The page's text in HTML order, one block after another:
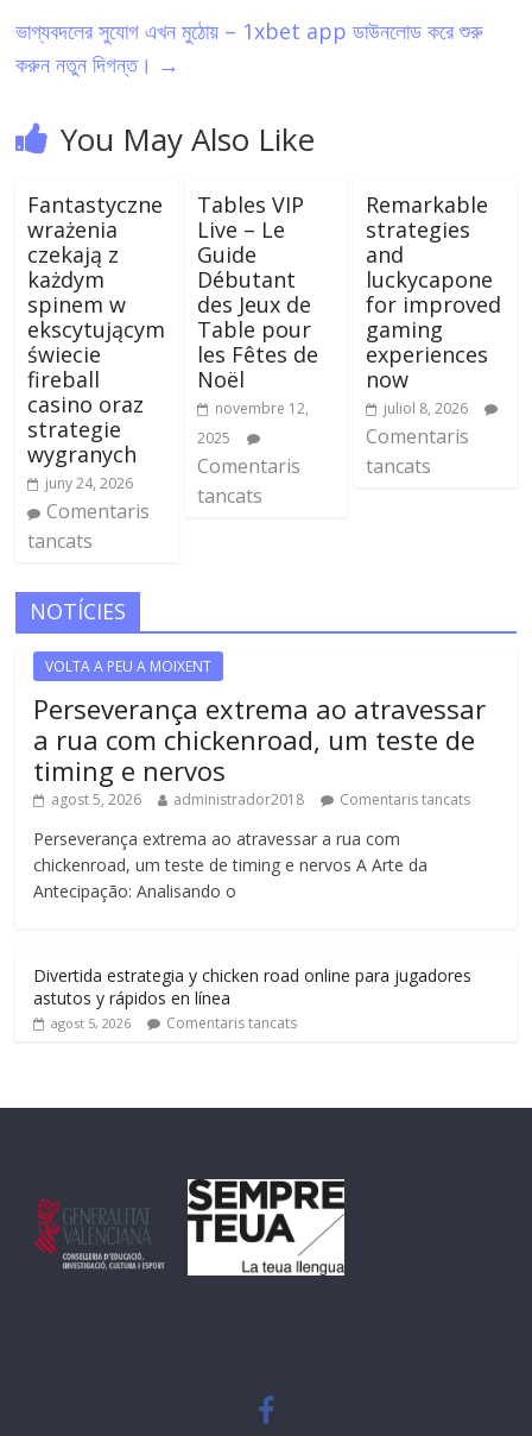
ভাগ্যবদলের সুযোগ এখন মুঠোয় – 1xbet app ডাউনলোড করে শুরু
করুন নতুন দিগন্ত। →
You May Also Like
Fantastyczne
wrażenia
czekają z
każdym
spinem w
ekscytującym
świecie
fireball
casino oraz
strategie
wygranych
juny 24, 2026
Comentaris
tancats
Tables VIP
Live – Le
Guide
Débutant
des Jeux de
Table pour
les Fêtes de
Noël
novembre 12,
2025
Comentaris
tancats
Remarkable
strategies
and
luckycapone
for improved
gaming
experiences
now
juliol 8, 2026
Comentaris
tancats
NOTÍCIES
VOLTA A PEU A MOIXENT
Perseverança extrema ao atravessar
a rua com chickenroad, um teste de
timing e nervos
agost 5, 2026 administrador2018 Comentaris tancats
Perseverança extrema ao atravessar a rua com
chickenroad, um teste de timing e nervos A Arte da
Antecipação: Analisando o
Divertida estrategia y chicken road online para jugadores
astutos y rápidos en línea
agost 5, 2026 Comentaris tancats